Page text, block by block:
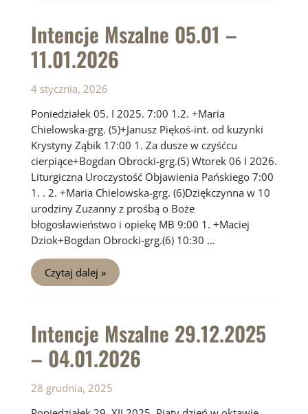
Intencje Mszalne 05.01 –
11.01.2026
4 stycznia, 2026
Poniedziałek 05. I 2025. 7:00 1.2. +Maria
Chielowska-grg. (5)+Janusz Piękoś-int. od kuzynki
Krystyny Ząbik 17:00 1. Za dusze w czyśćcu
cierpiące+Bogdan Obrocki-grg.(5) Wtorek 06 I 2026.
Liturgiczna Uroczystość Objawienia Pańskiego 7:00
1. . 2. +Maria Chielowska-grg. (6)Dziękczynna w 10
urodziny Zuzanny z prośbą o Boże
błogosławieństwo i opiekę MB 9:00 1. +Maciej
Dziok+Bogdan Obrocki-grg.(6) 10:30 …
Intencje
Mszalne
05.01
Czytaj dalej »
Intencje Mszalne 29.12.2025
– 04.01.2026
28 grudnia, 2025